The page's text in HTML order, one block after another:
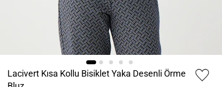
Lacivert Kısa Kollu Bisiklet Yaka Desenli Örme